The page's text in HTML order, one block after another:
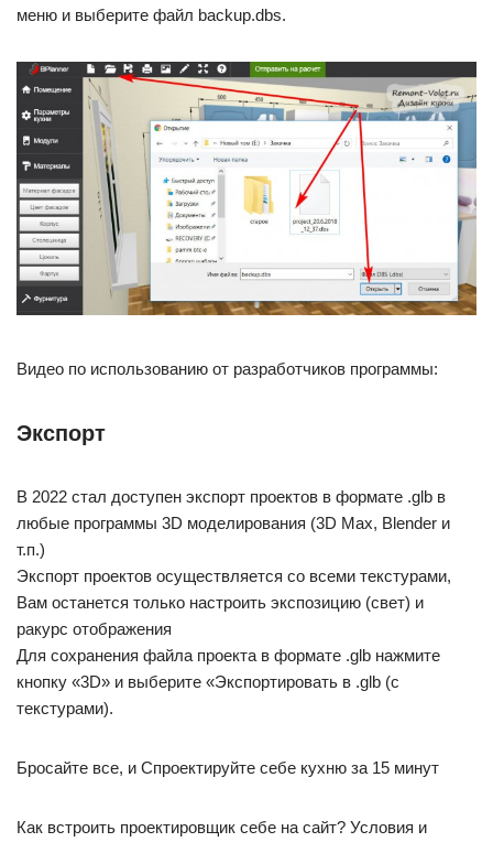
меню и выберите файл backup.dbs.
Видео по использованию от разработчиков программы:
Экспорт
В 2022 стал доступен экспорт проектов в формате .glb в
любые программы 3D моделирования (3D Max, Blender и
т.п.)
Экспорт проектов осуществляется со всеми текстурами,
Вам останется только настроить экспозицию (свет) и
ракурс отображения
Для сохранения файла проекта в формате .glb нажмите
кнопку «3D» и выберите «Экспортировать в .glb (с
текстурами).
Бросайте все, и Спроектируйте себе кухню за 15 минут
Как встроить проектировщик себе на сайт? Условия и